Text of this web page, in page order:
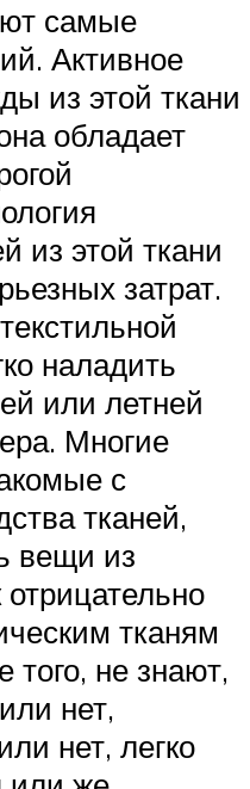
самые
Активное
из этой ткани
обладает
из этой ткани
затрат.
наладить
или летней
Многие
с
тканей,
вещи из
отрицательно
тканям
того, не знают,
нет,
нет, легко